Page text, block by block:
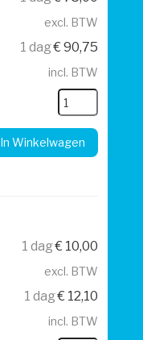
excl. BTW
1 dag€ 90,75
incl. BTW
In Winkelwagen
1 dag€ 10,00
excl. BTW
1 dag€ 12,10
incl. BTW